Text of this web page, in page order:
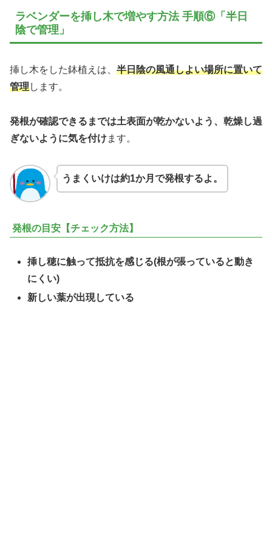
ラベンダーを挿し木で増やす方法 手順⑥「半日
陰で管理」
挿し木をした鉢植えは、 半日陰の風通しよい場所に置いて
管理します。
発根が確認できるまでは土表面が乾かないよう、乾燥し過
ぎないように気を付けます。
うまくいけは約1か月で発根するよ。
発根の目安【チェック方法】
挿し穂に触って抵抗を感じる(根が張っていると動き
にくい)
新しい葉が出現している